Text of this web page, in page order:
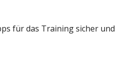
für das Training sicher und